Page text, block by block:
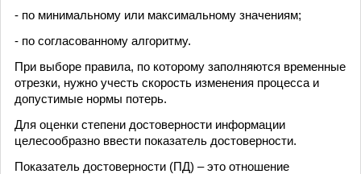
- по минимальному или максимальному значениям;
- по согласованному алгоритму.
При выборе правила, по которому заполняются временные
отрезки, нужно учесть скорость изменения процесса и
допустимые нормы потерь.
Для оценки степени достоверности информации
целесообразно ввести показатель достоверности.
Показатель достоверности (ПД) – это отношение